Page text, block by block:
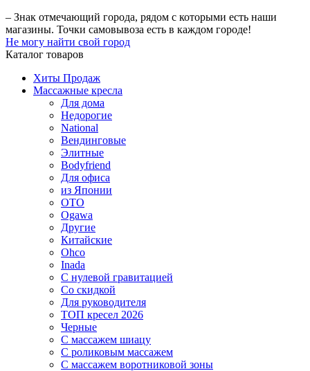
– Знак отмечающий города, рядом с которыми есть наши
магазины. Точки самовывоза есть в каждом городе!
Не могу найти свой город
Каталог товаров
Хиты Продаж
Массажные кресла
Для дома
Недорогие
National
Вендинговые
Элитные
Bodyfriend
Для офиса
из Японии
OTO
Ogawa
Другие
Китайские
Ohco
Inada
С нулевой гравитацией
Со скидкой
Для руководителя
ТОП кресел 2026
Черные
С массажем шиацу
С роликовым массажем
С массажем воротниковой зоны